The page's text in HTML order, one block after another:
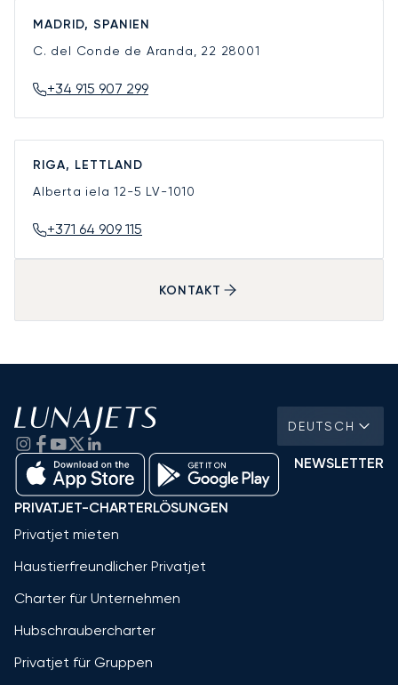
MADRID, SPANIEN
C. del Conde de Aranda, 22 28001
+34 915 907 299
RIGA, LETTLAND
Alberta iela 12-5 LV-1010
+371 64 909 115
KONTAKT
DEUTSCH
NEWSLETTER
PRIVATJET-CHARTERLÖSUNGEN
Privatjet mieten
Haustierfreundlicher Privatjet
Charter für Unternehmen
Hubschraubercharter
Privatjet für Gruppen